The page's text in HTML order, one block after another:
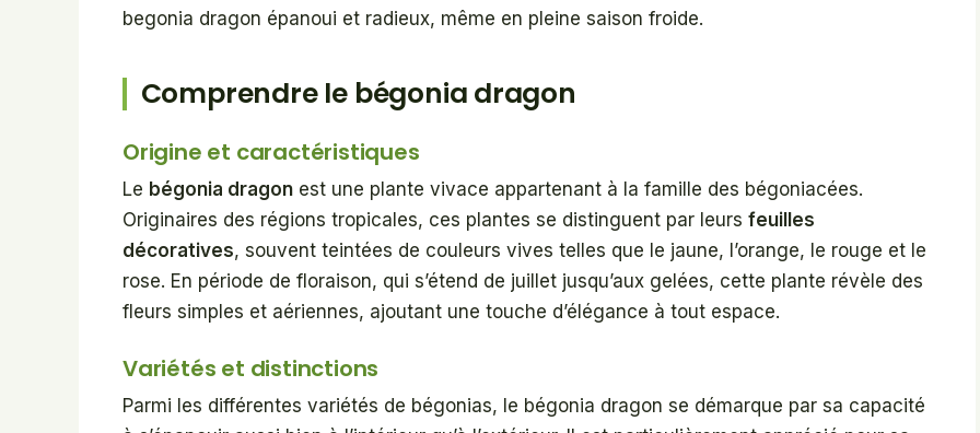
begonia dragon épanoui et radieux, même en pleine saison froide.
Comprendre le bégonia dragon
Origine et caractéristiques
Le bégonia dragon est une plante vivace appartenant à la famille des bégoniacées.
Originaires des régions tropicales, ces plantes se distinguent par leurs feuilles
décoratives, souvent teintées de couleurs vives telles que le jaune, l’orange, le rouge et le
rose. En période de floraison, qui s’étend de juillet jusqu’aux gelées, cette plante révèle des
fleurs simples et aériennes, ajoutant une touche d’élégance à tout espace.
Variétés et distinctions
Parmi les différentes variétés de bégonias, le bégonia dragon se démarque par sa capacité